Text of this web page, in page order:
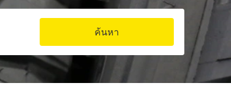
งานค้าขายและวิชาชีพเฉพาะทาง
ปฏิบัติการพลเรือนและการทหาร
อากาศยาน
ค้นหา